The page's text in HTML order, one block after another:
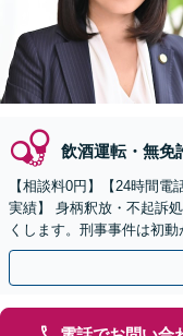
飲酒運転・無免
【相談料0円】【24時間
実績】 身柄釈放・不起訴
くします。刑事事件は初
ったら一刻も早くお電話く